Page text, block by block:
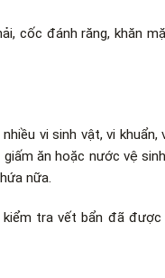
cốc đánh răng, khăn
vi sinh vật, vi khuẩn,
ăn hoặc nước vệ
nữa.
tra vết bẩn đã được